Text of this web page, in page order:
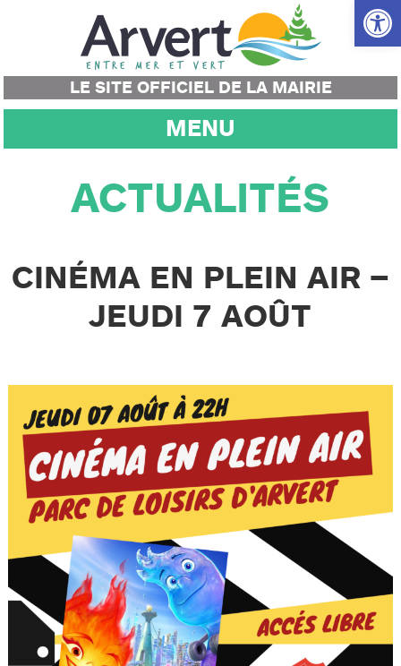
Ouvrir
LE SITE OFFICIEL DE LA MAIRIE
MENU
ACTUALITÉS
CINÉMA EN PLEIN AIR –
JEUDI 7 AOÛT